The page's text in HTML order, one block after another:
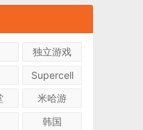
独立游戏
Supercell
米哈游
韩国